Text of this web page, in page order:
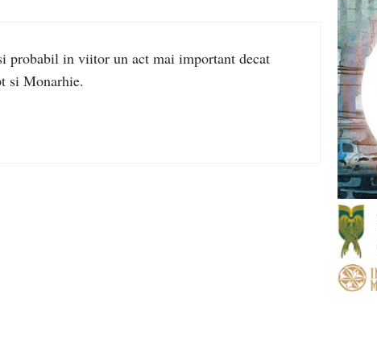
probabil in viitor un act mai important decat
si Monarhie.